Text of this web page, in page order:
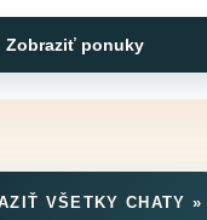
Zobraziť ponuky
VŠETKY CHATY »